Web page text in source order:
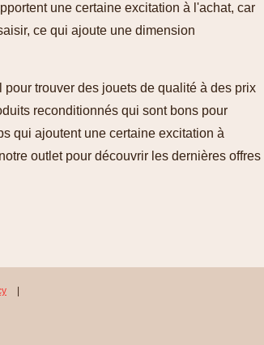
une certaine excitation à l'achat, car
ce qui ajoute une dimension
trouver des jouets de qualité à des prix
reconditionnés qui sont bons pour
qui ajoutent une certaine excitation à
outlet pour découvrir les dernières offres